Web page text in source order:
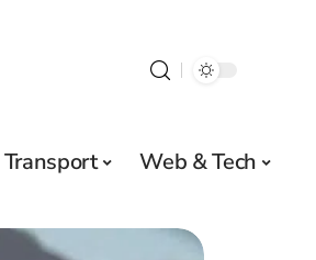
Transport Web & Tech